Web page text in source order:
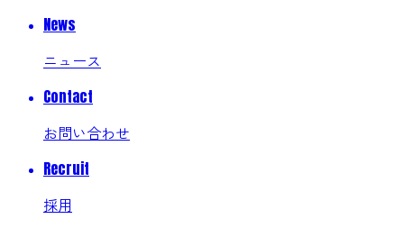
News
ニュース
Contact
お問い合わせ
Recruit
採用